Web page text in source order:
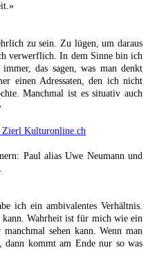
zu sein. Zu lügen, um daraus
verwerflich. In dem Sinne bin ich
das sagen, was man denkt
einen Adressaten, den ich nicht
Manchmal ist es situativ auch
Paul alias Uwe Neumann und
ich ein ambivalentes Verhältnis.
kann. Wahrheit ist für mich wie ein
sehen kann. Wenn man
dann kommt am Ende nur so was